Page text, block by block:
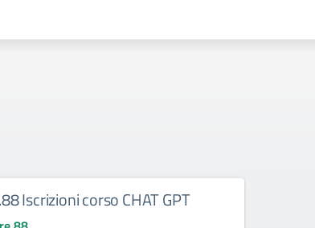
Iscrizioni corso CHAT GPT